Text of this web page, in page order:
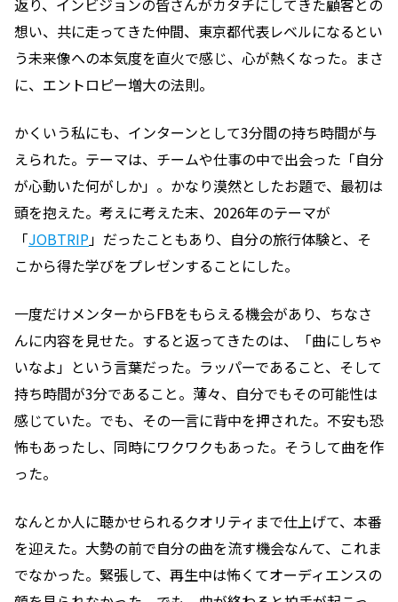
返り、インビジョンの皆さんがカタチにしてきた顧客との
想い、共に走ってきた仲間、東京都代表レベルになるとい
う未来像への本気度を直火で感じ、心が熱くなった。まさ
に、エントロピー増大の法則。
かくいう私にも、インターンとして3分間の持ち時間が与
えられた。テーマは、チームや仕事の中で出会った「自分
が心動いた何がしか」。かなり漠然としたお題で、最初は
頭を抱えた。考えに考えた末、2026年のテーマが
「JOBTRIP」だったこともあり、自分の旅行体験と、そ
こから得た学びをプレゼンすることにした。
一度だけメンターからFBをもらえる機会があり、ちなさ
んに内容を見せた。すると返ってきたのは、「曲にしちゃ
いなよ」という言葉だった。ラッパーであること、そして
持ち時間が3分であること。薄々、自分でもその可能性は
感じていた。でも、その一言に背中を押された。不安も恐
怖もあったし、同時にワクワクもあった。そうして曲を作
った。
なんとか人に聴かせられるクオリティまで仕上げて、本番
を迎えた。大勢の前で自分の曲を流す機会なんて、これま
でなかった。緊張して、再生中は怖くてオーディエンスの